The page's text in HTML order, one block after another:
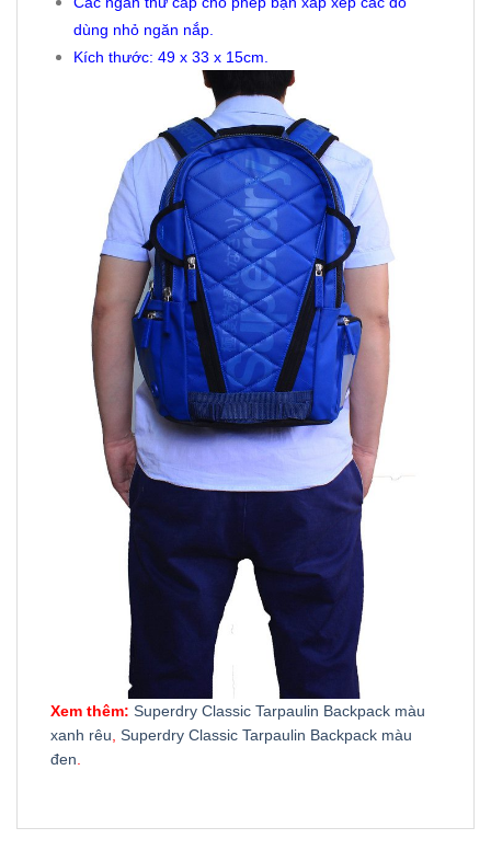
dùng nhỏ ngăn nắp.
Kích thước: 49 x 33 x 15cm.
Xem thêm: Superdry Classic Tarpaulin Backpack màu
xanh rêu Superdry Classic Tarpaulin Backpack màu
đen